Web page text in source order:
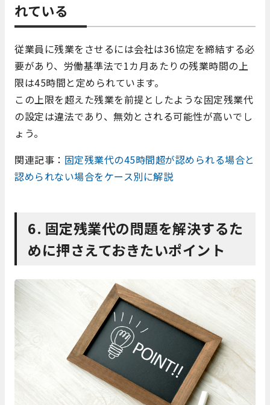
れている
従業員に残業をさせるには会社は36協定を締結する必
要があり、労働基準法で1カ月あたりの残業時間の上
限は45時間と定められています。
この上限を超えた残業を前提としたような固定残業代
の設定は違法であり、無効とされる可能性が高いでし
ょう。
関連記事： 固定残業代の45時間超が認められる場合と
認められない場合をケース別に解説
6. 固定残業代の問題を解決するた
めに押さえておきたいポイント